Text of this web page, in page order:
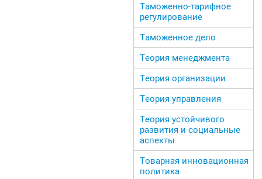
Таможенно-тарифное
регулирование
Таможенное дело
Теория менеджмента
Теория организации
Теория управления
Теория устойчивого
развития и социальные
аспекты
Товарная инновационная
политика